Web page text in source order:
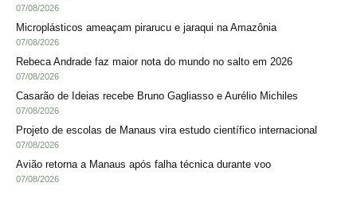
07/08/2026
Microplásticos ameaçam pirarucu e jaraqui na Amazônia
07/08/2026
Rebeca Andrade faz maior nota do mundo no salto em 2026
07/08/2026
Casarão de Ideias recebe Bruno Gagliasso e Aurélio Michiles
07/08/2026
Projeto de escolas de Manaus vira estudo científico internacional
07/08/2026
Avião retorna a Manaus após falha técnica durante voo
07/08/2026